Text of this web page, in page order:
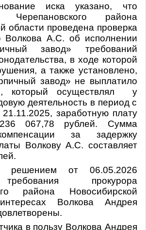
иска указано, что
Черепановского района
области проведена проверка
Волкова А.С. об исполнении
завод» требований
в ходе которой
а также установлено,
завод» не выплатило
который осуществлял у
деятельность в период с
заработную плату
067,78 рублей. Сумма
за задержку
Волкову А.С. составляет
решением от 06.05.2026
прокурора
района Новосибирской
Волкова Андрея
в пользу Волкова Андрея